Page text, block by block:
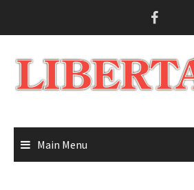
Main Menu